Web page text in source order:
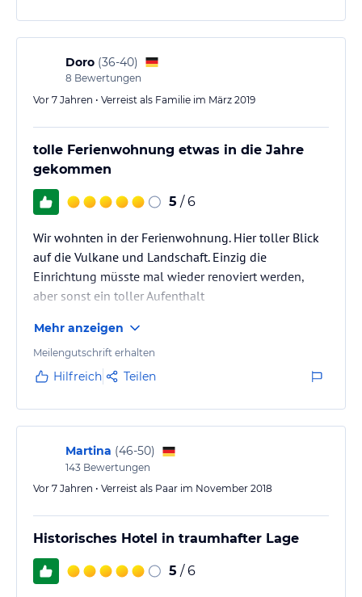
Doro (36-40)
8 Bewertungen
Vor 7 Jahren • Verreist als Familie im März 2019
tolle Ferienwohnung etwas in die Jahre
gekommen
5 / 6
Wir wohnten in der Ferienwohnung. Hier toller Blick
auf die Vulkane und Landschaft. Einzig die
Einrichtung müsste mal wieder renoviert werden,
aber sonst ein toller Aufenthalt
Mehr anzeigen
Meilengutschrift erhalten
Hilfreich Teilen
Martina (46-50)
143 Bewertungen
Vor 7 Jahren • Verreist als Paar im November 2018
Historisches Hotel in traumhafter Lage
5 / 6